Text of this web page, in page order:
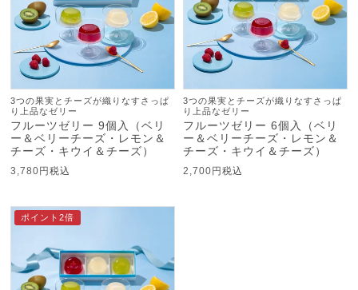
3つの果実とチーズが織りなすさっぱ
り上品なゼリー
フルーツゼリー 9個入（ベリ
ー＆ベリーチーズ・レモン＆
チーズ・キウイ＆チーズ）
3,780 税込
3つの果実とチーズが織りなすさっぱ
り上品なゼリー
フルーツゼリー 6個入（ベリ
ー＆ベリーチーズ・レモン＆
チーズ・キウイ＆チーズ）
2,700 税込
ポイント2倍